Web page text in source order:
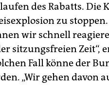
des Rabatts. ⁠Die
zu
wir schnell
sitzungsfreien Zeit“,
Fall könne der
„Wir ‌gehen davon